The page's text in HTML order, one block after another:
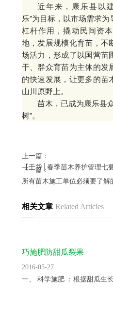
近年来，康乐县以
乐”为目标，以市场需求
杠杆作用，撬动民间资
地，发展规模化育苗，不
场活力，形成了以国营苗
干、群众育苗为主体的发
的快速发展，让更多的苗
山川原野上。
苗木，已成为康乐县
树”。
上一篇：
【干货│春季苗木养护管理七
下一篇：
所有苗木施工单位必须要了解
相关文章 Related Articles
巧施肥防甜瓜裂果
2016-05-27
一、 科学施肥 ：根据甜瓜生